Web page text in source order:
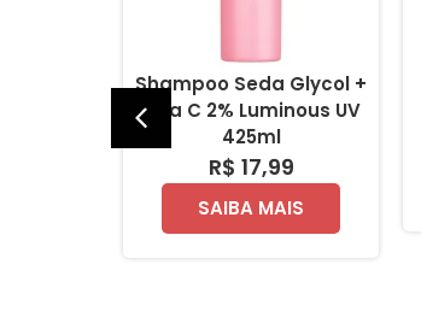
Shampoo Seda Glycol +
Vita C 2% Luminous UV
425ml
R$ 17,99
SAIBA MAIS